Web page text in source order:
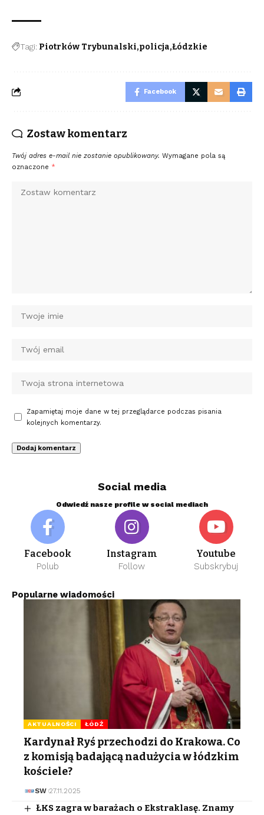
Tagi: Piotrków Trybunalski policja Łódzkie
Facebook
Zostaw komentarz
Twój adres e-mail nie zostanie opublikowany. Wymagane pola są
oznaczone *
Zapamiętaj moje dane w tej przeglądarce podczas pisania
kolejnych komentarzy.
Social media
Odwiedź nasze profile w social mediach
Facebook
Polub
Instagram
Follow
Youtube
Subskrybuj
Popularne wiadomości
AKTUALNOŚCI ŁÓDŹ
Kardynał Ryś przechodzi do Krakowa. Co
z komisją badającą nadużycia w łódzkim
kościele?
SW 27.11.2025
ŁKS zagra w barażach o Ekstraklasę. Znamy